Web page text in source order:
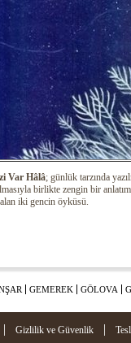
Var Hâlâ; günlük tarzında
birlikte zengin bir
iki gencin öyküsü.
GEMEREK GÖLOVA
| Gizlilik ve Güvenlik |